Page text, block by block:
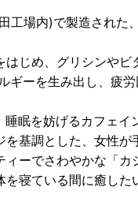
工場内)で製造された
はじめ、グリシンや
ギーを生み出し、疲
眠を妨げるカフェイ
基調とした、女性が
ーでさわやかな「カ
寝ている間に癒した